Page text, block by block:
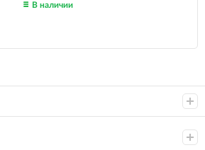
В наличии